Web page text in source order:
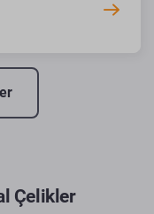
Çelikler